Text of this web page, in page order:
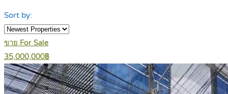
Sort by:
ขาย For Sale
35,000,000฿